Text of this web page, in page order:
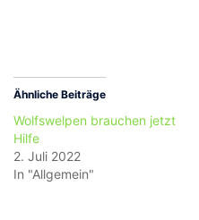
Ähnliche Beiträge
Wolfswelpen brauchen jetzt
Hilfe
2. Juli 2022
In "Allgemein"